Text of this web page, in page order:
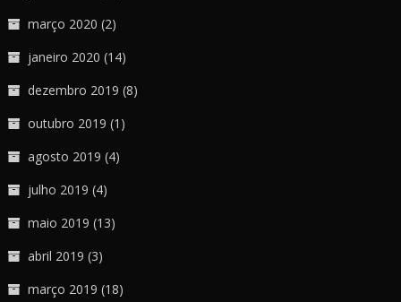
março 2020 (2)
janeiro 2020 (14)
dezembro 2019 (8)
outubro 2019 (1)
agosto 2019 (4)
julho 2019 (4)
maio 2019 (13)
abril 2019 (3)
março 2019 (18)